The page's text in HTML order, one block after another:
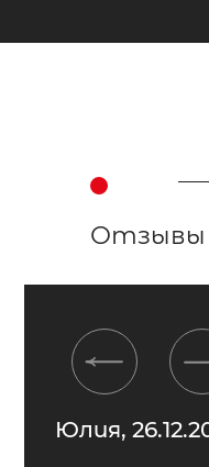
Отзывы
Юлия,
Previous